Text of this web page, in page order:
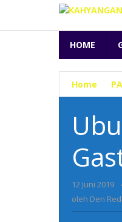
konten
HOME
Home
12 Juni 2019 -
oleh Den